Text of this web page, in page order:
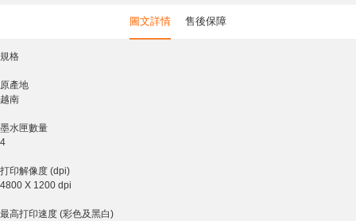
圖文詳情 售後保障
規格
原產地
越南
墨水匣數量
4
打印解像度 (dpi)
4800 X 1200 dpi
最高打印速度 (彩色及黑白)